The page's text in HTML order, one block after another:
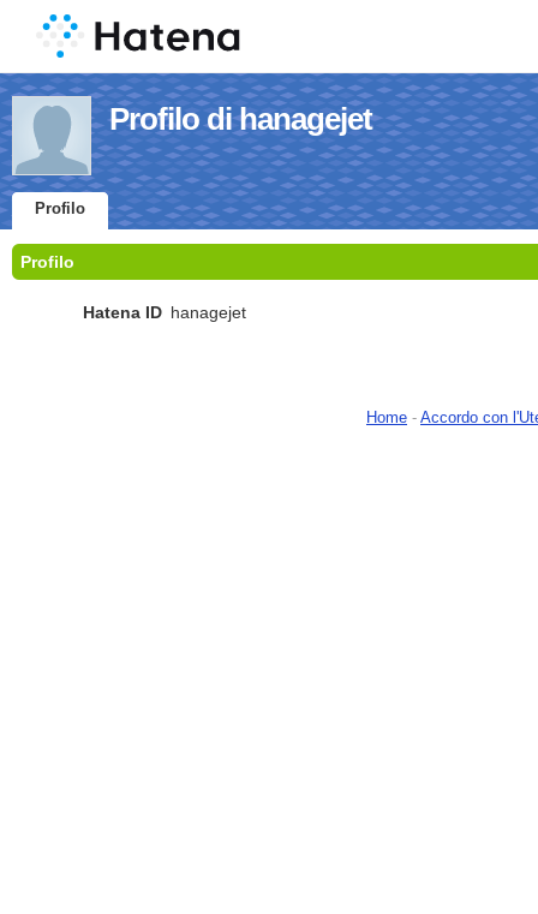
Profilo di hanagejet
Profilo
Profilo
Hatena ID hanagejet
Home - Accordo con